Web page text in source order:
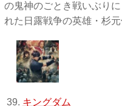
の鬼神のごとき戦いぶり
れた日露戦争の英雄・杉
39. キングダム